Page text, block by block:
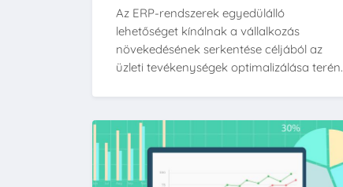
Az ERP-rendszerek egyedülálló
lehetőséget kínálnak a vállalkozás
növekedésének serkentése céljából az
üzleti tevékenységek optimalizálása terén.